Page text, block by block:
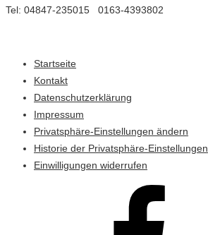
Tel: 04847-235015 0163-4393802
Startseite
Kontakt
Datenschutzerklärung
Impressum
Privatsphäre-Einstellungen ändern
Historie der Privatsphäre-Einstellungen
Einwilligungen widerrufen